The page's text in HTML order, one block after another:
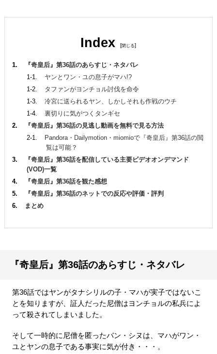
Index [ ]
『奇皇后』第36話のあらすじ・ネタバレ
ヤンとワン・ユの息子がマハ!?
タファンがヨンチョル討伐を命令
冷宮に送られるヤン、しかしそれも作戦のウチ
裏切りに気がつくタンギセ
『奇皇后』第36話の見逃し動画を無料で見る方法
Pandora・Dailymotion・miomioで『奇皇后』第36話の閲
覧は可能？
『奇皇后』第36話を配信している主要ビデオオンデマンド
(VOD)一覧
『奇皇后』第36話を観た感想
『奇皇后』第36話のネットでの反応や評価・評判
まとめ
『奇皇后』第36話のあらすじ・ネタバレ
第36話ではヤンがタナシリルの子・マハが実子ではないこ
とを知りますが、証人だった尼僧はヨンチョルの私兵によ
って殺されてしまいました。
そして一時的に尼僧を匿ったバン・シヌは、マハがワン・
ユとヤンの息子である事実に気が付き・・・。